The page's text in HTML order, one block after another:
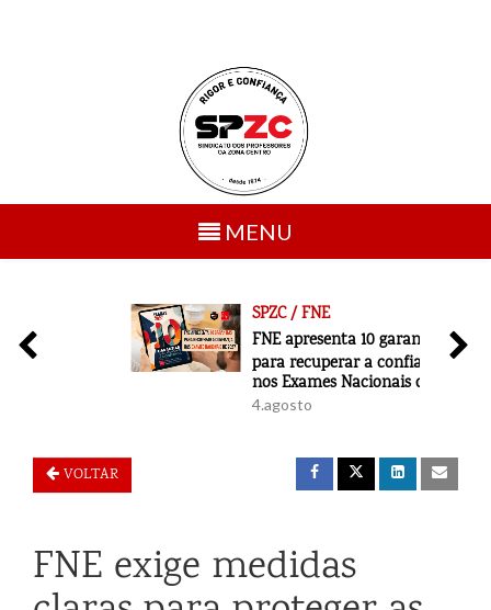
Toggle
navigation
MENU
SPZC / FNE
FNE apresenta 10 garantias
para recuperar a confiança
nos Exames Nacionais de 2027
4.agosto
VOLTAR
FNE exige medidas